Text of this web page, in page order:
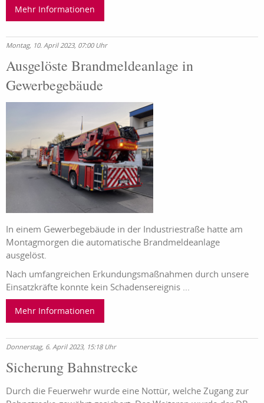
Mehr Informationen
Montag, 10. April 2023, 07:00 Uhr
Ausgelöste Brandmeldeanlage in
Gewerbegebäude
In einem Gewerbegebäude in der Industriestraße hatte am
Montagmorgen die automatische Brandmeldeanlage
ausgelöst.
Nach umfangreichen Erkundungsmaßnahmen durch unsere
Einsatzkräfte konnte kein Schadensereignis ...
Mehr Informationen
Donnerstag, 6. April 2023, 15:18 Uhr
Sicherung Bahnstrecke
Durch die Feuerwehr wurde eine Nottür, welche Zugang zur